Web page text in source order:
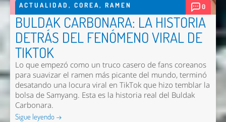
ACTUALIDAD , COREA, RAMEN 0
BULDAK CARBONARA: LA HISTORIA
DETRÁS DEL FENÓMENO VIRAL DE
TIKTOK
Lo que empezó como un truco casero de fans coreanos
para suavizar el ramen más picante del mundo, terminó
desatando una locura viral en TikTok que hizo temblar la
bolsa de Samyang. Esta es la historia real del Buldak
Carbonara.
Sigue leyendo →
Comentario *